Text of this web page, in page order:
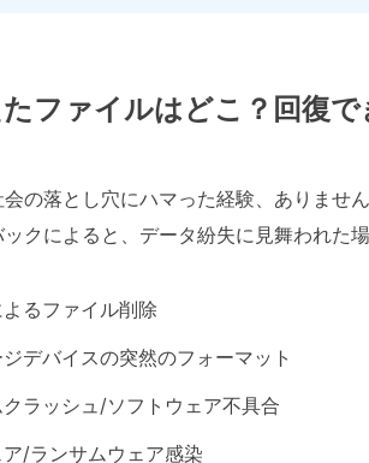
ファイルはどこ？回復で
の落とし穴にハマった経験、ありませ
クによると、データ紛失に見舞われた
るファイル削除
デバイスの突然のフォーマット
クラッシュ/ソフトウェア不具合
/ランサムウェア感染